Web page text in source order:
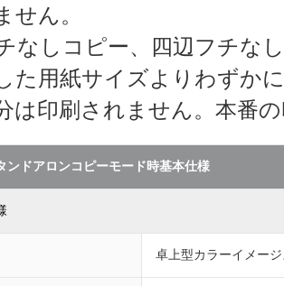
せん。
なしコピー、四辺フチな
た用紙サイズよりわずか
は印刷されません。本番
ンドアロンコピーモード時基本仕様
卓上型カラーイメー